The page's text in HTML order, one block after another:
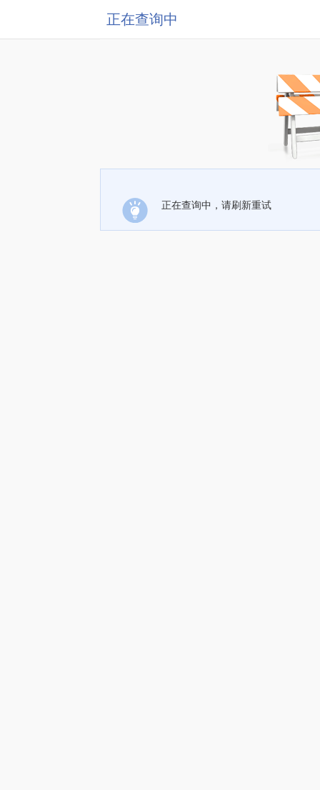
正在查询中
正在查询中，请刷新重试